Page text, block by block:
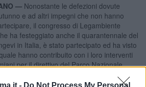
- Do Not Process My Personal
— Nonostante le defezioni dovute
e ad altri impegni che non hanno
il congresso di Legambiente
ha festeggiato anche il quarantennale del
in Italia, è stato partecipato ed ha visto
hanno contribuito con i loro interventi
per il direttivo del Parco Nazionale
sezione elbana di Amnesty International,